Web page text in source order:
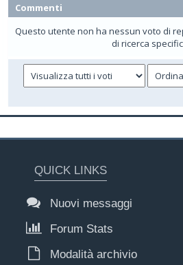
Commenti
Questo utente non ha nessun voto di
di ricerca
QUICK LINKS
Nuovi messaggi
Forum Stats
Modalità archivio